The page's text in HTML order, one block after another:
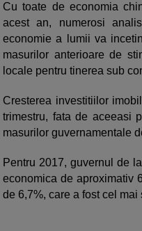
Cu toate de economia
acest an, numerosi
economie a lumii va
masurilor anterioare de
locale pentru tinerea sub
Cresterea investitiilor
trimestru, fata de aceeasi
masurilor guvernamentale
Pentru 2017, guvernul de
economica de aproximativ
de 6,7%, care a fost cel